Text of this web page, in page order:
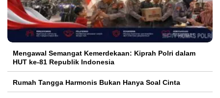
Mengawal Semangat Kemerdekaan: Kiprah Polri dalam
HUT ke-81 Republik Indonesia
Rumah Tangga Harmonis Bukan Hanya Soal Cinta